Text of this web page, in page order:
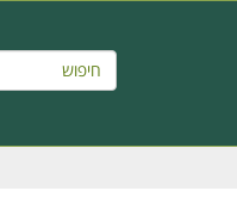
חיפוש